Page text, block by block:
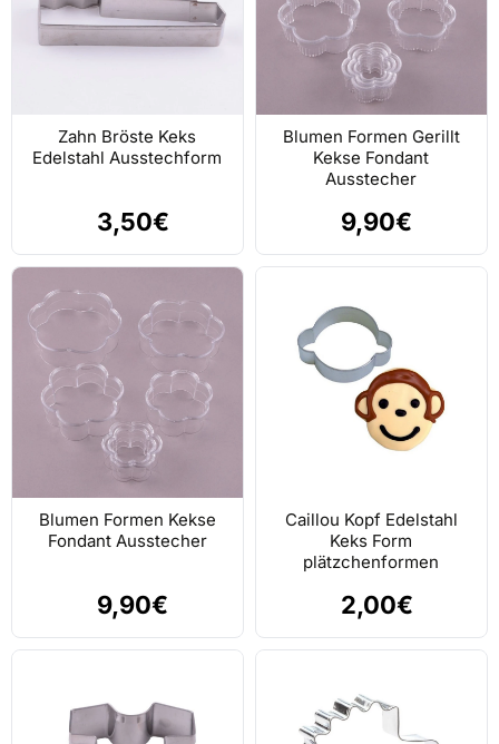
Zahn Bröste Keks
Edelstahl Ausstechform
3,50€
Blumen Formen Gerillt
Kekse Fondant
Ausstecher
9,90€
Blumen Formen Kekse
Fondant Ausstecher
9,90€
Caillou Kopf Edelstahl
Keks Form
plätzchenformen
2,00€